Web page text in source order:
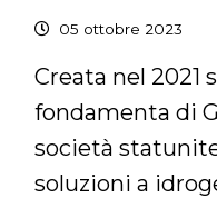
05 ottobre 2023
Creata nel 2021
fondamenta di
società
soluzioni a